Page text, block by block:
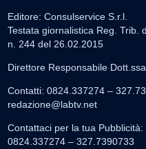
Editore: Consulservice S.r.l.
Testata giornalistica Reg. Trib.
n. 244 del 26.02.2015
Direttore Responsabile
Contatti: 0824.337274 –
redazione@labtv.net
Contattaci per la tua Pubblicità:
0824.337274 – 327.7390733